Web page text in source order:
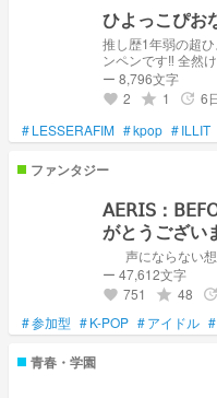
ひよっこぴお
推し歴1年弱の超ひ
ンペン
ー 8,796文字
favorite 2 grade 1 update 6
#LESSERAFIM #kpop #ILLIT
ファンタジー
𝖠𝖤𝖱𝖨𝖲：
がとうござい
ー 47,612文字
favorite 751 grade 48 update
#参加型 #K-POP #アイドル #
青春・学園